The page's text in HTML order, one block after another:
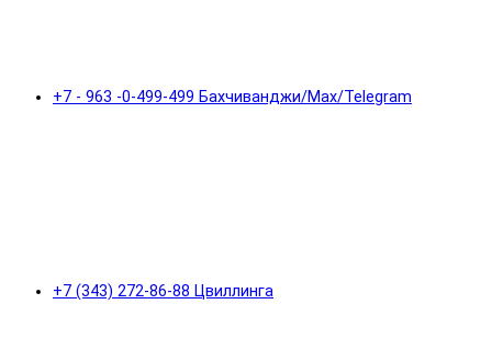
+7 - 963 -0-499-499 Бахчиванджи/Max/Telegram
+7 (343) 272-86-88 Цвиллинга